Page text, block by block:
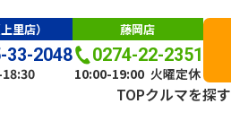
里店）
33-2048
藤岡店
0274-22-2351
10:00-19:00 火曜定休
TOPクルマを探す